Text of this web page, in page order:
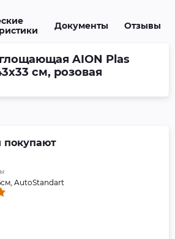
Документы Отзывы
AION Plas
см, розовая
покупают
AutoStandart